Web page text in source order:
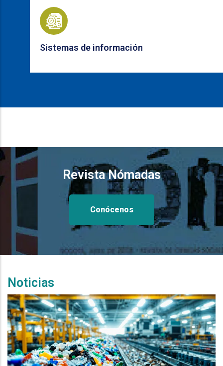
Sistemas de información
Revista Nómadas
Conócenos
Noticias